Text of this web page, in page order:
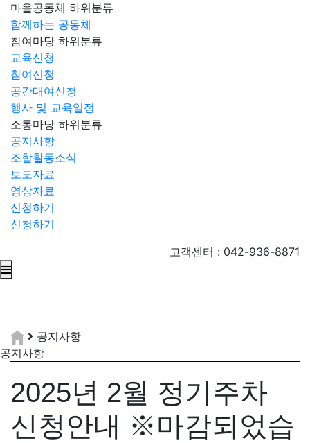
마을공동체 하위분류
함께하는 공동체
참여마당 하위분류
교육신청
참여신청
공간대여신청
행사 및 교육일정
소통마당 하위분류
공지사항
조합활동소식
보도자료
영상자료
신청하기
신청하기
고객센터 : 042-936-8871
공지사항
공지사항
2025년 2월 정기주차
신청안내 ※마감되었습